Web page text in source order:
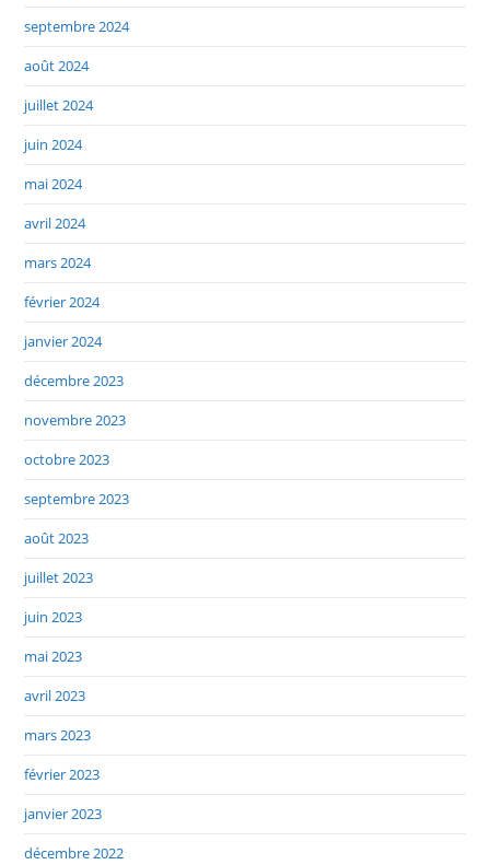
septembre 2024
août 2024
juillet 2024
juin 2024
mai 2024
avril 2024
mars 2024
février 2024
janvier 2024
décembre 2023
novembre 2023
octobre 2023
septembre 2023
août 2023
juillet 2023
juin 2023
mai 2023
avril 2023
mars 2023
février 2023
janvier 2023
décembre 2022